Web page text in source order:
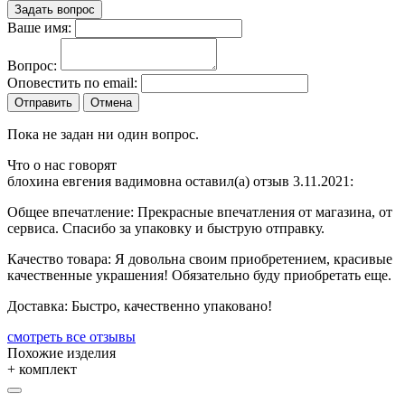
Задать вопрос
Ваше имя:
Вопрос:
Оповестить по email:
Отправить Отмена
Пока не задан ни один вопрос.
Что о нас говорят
блохина евгения вадимовна оставил(а) отзыв 3.11.2021:
Общее впечатление: Прекрасные впечатления от магазина, от
сервиса. Спасибо за упаковку и быструю отправку.
Качество товара: Я довольна своим приобретением, красивые
качественные украшения! Обязательно буду приобретать еще.
Доставка: Быстро, качественно упаковано!
cмотреть все отзывы
Похожие изделия
+ комплект